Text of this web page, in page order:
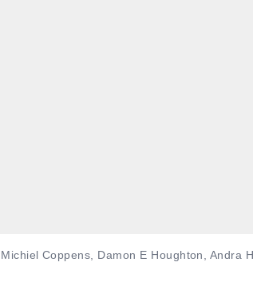
Coppens, Damon E Houghton, Andra